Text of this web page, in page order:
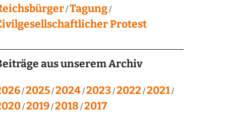
Tagung
Protest
aus unserem Archiv
2025 2024 2023 2022 2021
2019 2018 2017